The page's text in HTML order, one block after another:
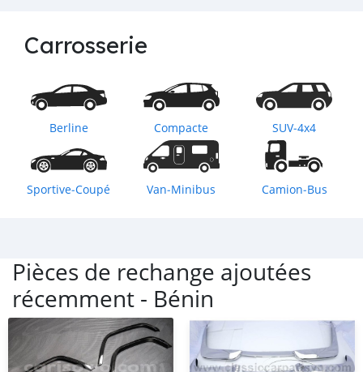
Carrosserie
Berline Compacte SUV‒4x4
Sportive‒Coupé Van‒Minibus Camion‒Bus
Pièces de rechange ajoutées
récemment - Bénin